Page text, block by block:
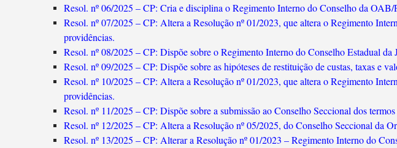
Resol. nº 06/2025 – CP: Cria e disciplina o Regimento Interno do Conselho da OAB/
Resol. nº 07/2025 – CP: Altera a Resolução nº 01/2023, que altera o Regimento
providências.
Resol. nº 08/2025 – CP: Dispõe sobre o Regimento Interno do Conselho Estadual
Resol. nº 09/2025 – CP: Dispõe sobre as hipóteses de restituição de custas, taxas e
Resol. nº 10/2025 – CP: Altera a Resolução nº 01/2023, que altera o Regimento
providências.
Resol. nº 11/2025 – CP: Dispõe sobre a submissão ao Conselho Seccional dos
Resol. nº 12/2025 – CP: Altera a Resolução nº 05/2025, do Conselho Seccional da
Resol. nº 13/2025 – CP: Alterar a Resolução nº 01/2023 – Regimento Interno do